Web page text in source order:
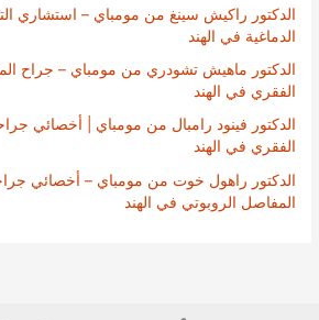
الدكتور راكيش سينغ من مومباي – استشاري
الدماغية في الهند
الدكتور ماهيش تشودري من مومباي – جراح
الفقري في الهند
الدكتور فينود رامبال من مومباي | أخصائي
الفقري في الهند
الدكتور راهول خوت من مومباي – أخصائي
المفاصل الروبوتي في الهند